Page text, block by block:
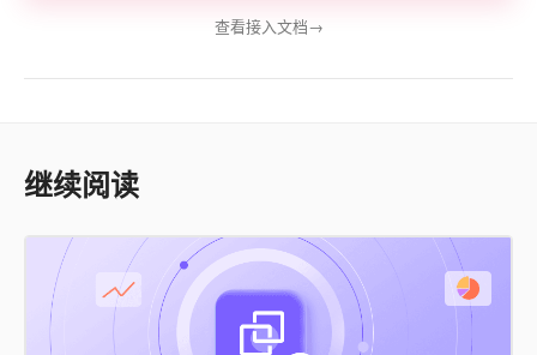
查看接入文档→
继续阅读